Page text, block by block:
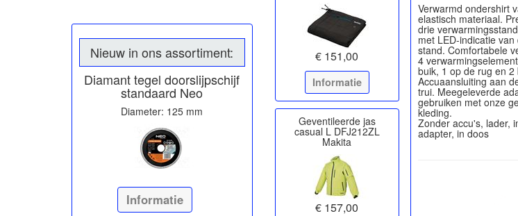
Nieuw in ons assortiment:
Diamant tegel doorslijpschijf
standaard Neo
Diameter: 125 mm
Informatie
€ 151,00
Informatie
Geventileerde jas
casual L DFJ212ZL
Makita
€ 157,00
Verwarmd ondershirt
elastisch materiaal.
drie
met LED-indicatie
stand. Comfortabele
4
buik, 1 op de rug en 2
Accuaansluiting aan
trui. Meegeleverde
gebruiken met onze
kleding.
Zonder accu's, lader,
adapter, in doos